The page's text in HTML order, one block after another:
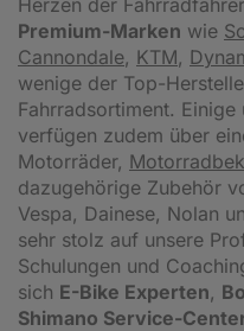
Premium-Marken wie
Cannondale, KTM,
wenige der Top-
Fahrradsortiment.
verfügen zudem über
Motorräder,
dazugehörige Zubehör
Vespa, Dainese, Nolan
sehr stolz auf unsere
Schulungen und
sich E-Bike Experten,
Shimano Service-